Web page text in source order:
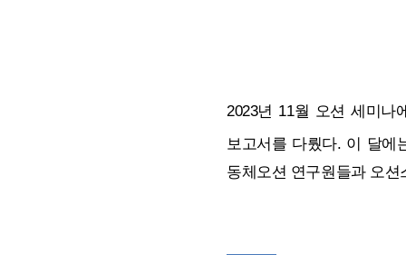
2023년 11월 오션 세미나
보고서를 다뤘다. 이 달에
동체오션 연구원들과 오